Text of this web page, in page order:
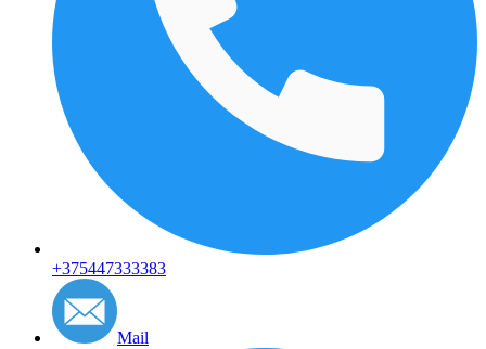
+375447333383
Mail